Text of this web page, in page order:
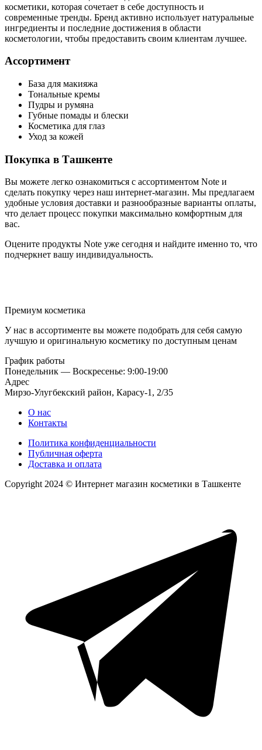
косметики, которая сочетает в себе доступность и
современные тренды. Бренд активно использует натуральные
ингредиенты и последние достижения в области
косметологии, чтобы предоставить своим клиентам лучшее.
Ассортимент
База для макияжа
Тональные кремы
Пудры и румяна
Губные помады и блески
Косметика для глаз
Уход за кожей
Покупка в Ташкенте
Вы можете легко ознакомиться с ассортиментом Note и
сделать покупку через наш интернет-магазин. Мы предлагаем
удобные условия доставки и разнообразные варианты оплаты,
что делает процесс покупки максимально комфортным для
вас.
Оцените продукты Note уже сегодня и найдите именно то, что
подчеркнет вашу индивидуальность.
Премиум косметика
У нас в ассортименте вы можете подобрать для себя самую
лучшую и оригинальную косметику по доступным ценам
График работы
Понедельник — Воскресенье: 9:00-19:00
Адрес
Мирзо-Улугбекский район, Карасу-1, 2/35
О нас
Контакты
Политика конфиденциальности
Публичная оферта
Доставка и оплата
Copyright 2024 © Интернет магазин косметики в Ташкенте